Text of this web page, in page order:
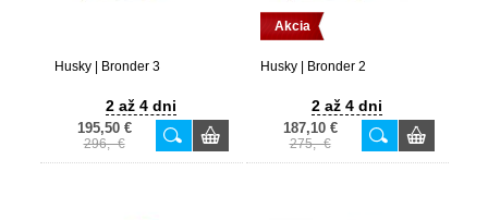
Husky | Bronder 3
2 až 4 dni
195,50 €
296,- €
Akcia
Husky | Bronder 2
2 až 4 dni
187,10 €
275,- €